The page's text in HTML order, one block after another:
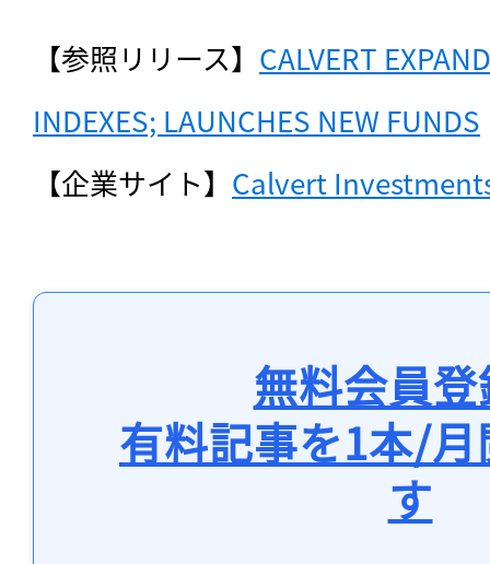
【参照リリース】 CALVERT
INDEXES; LAUNCHES NEW FUNDS
【企業サイト】 Calvert
無料会員
有料記事を1本/
す